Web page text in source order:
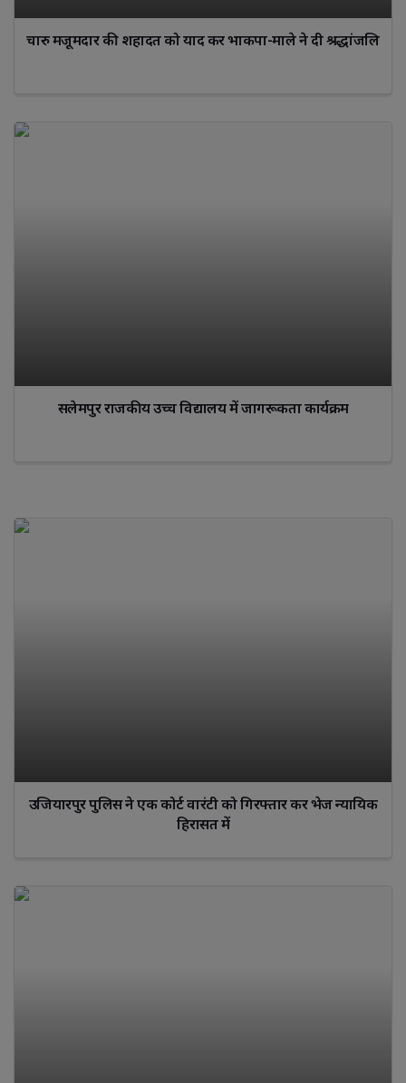
चारु मजूमदार की शहादत को याद कर भाकपा-माले ने दी श्रद्धांजलि
सलेमपुर राजकीय उच्च विद्यालय में जागरूकता कार्यक्रम
उजियारपुर पुलिस ने एक कोर्ट वारंटी को गिरफ्तार कर भेज न्यायिक
हिरासत में